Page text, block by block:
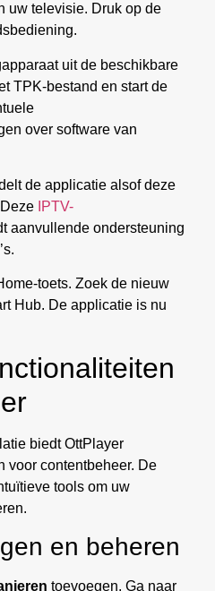
uw televisie. Druk op de
uit de beschikbare
TPK-bestand en start de
over software van
de applicatie alsof deze
IPTV-
aanvullende ondersteuning
toets. Zoek de nieuw
Hub. De applicatie is nu
biedt OttPlayer
voor contentbeheer. De
tools om uw
en beheren
toevoegen. Ga naar